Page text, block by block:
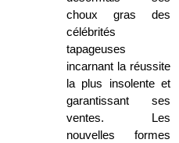
choux gras des
célébrités
tapageuses
incarnant la réussite
la plus insolente et
garantissant ses
ventes. Les
nouvelles formes